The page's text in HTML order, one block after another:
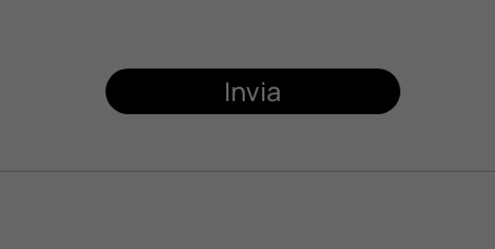
Invia